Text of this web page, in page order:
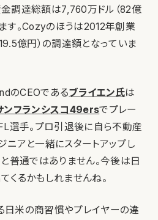
調達総額は7,760万ドル（82億
す。Cozyのほうは2012年創業
億円）の調達額となっていま
のCEOであるブライエン氏は
ンフランシスコ49ersでプレー
選手。プロ引退後に自ら不動産
ニアと一緒にスタートアップし
と普通ではありません。今後は日
くるかもしれませんね。
米の商習慣やプレイヤーの違